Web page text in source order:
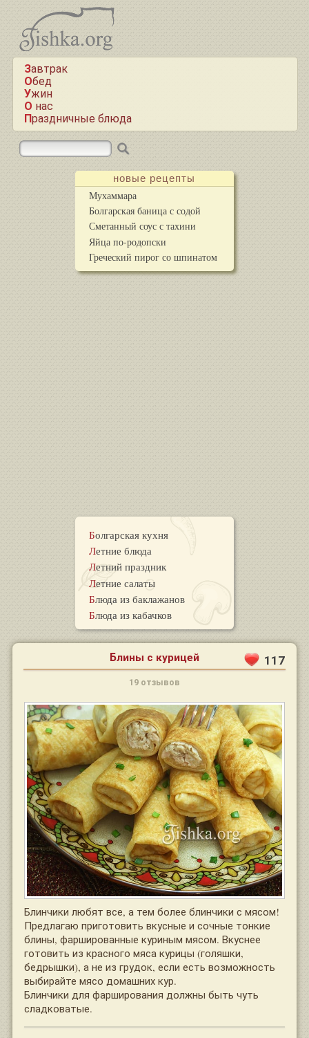
Завтрак
Обед
Ужин
О нас
Праздничные блюда
новые рецепты
Мухаммара
Болгарская баница с содой
Сметанный соус с тахини
Яйца по-родопски
Греческий пирог со шпинатом
Болгарская кухня
Летние блюда
Летний праздник
Летние салаты
Блюда из баклажанов
Блюда из кабачков
Блины с курицей 117
19 отзывов
Блинчики любят все, а тем более блинчики с мясом!
Предлагаю приготовить вкусные и сочные тонкие
блины, фаршированные куриным мясом. Вкуснее
готовить из красного мяса курицы (голяшки,
бедрышки), а не из грудок, если есть возможность
выбирайте мясо домашних кур.
Блинчики для фарширования должны быть чуть
сладковатые.